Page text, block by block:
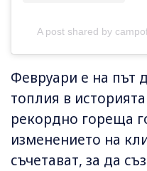
A post shared by
Февруари е на път
топлия в
рекордно гореща
изменението на
съчетават, за да